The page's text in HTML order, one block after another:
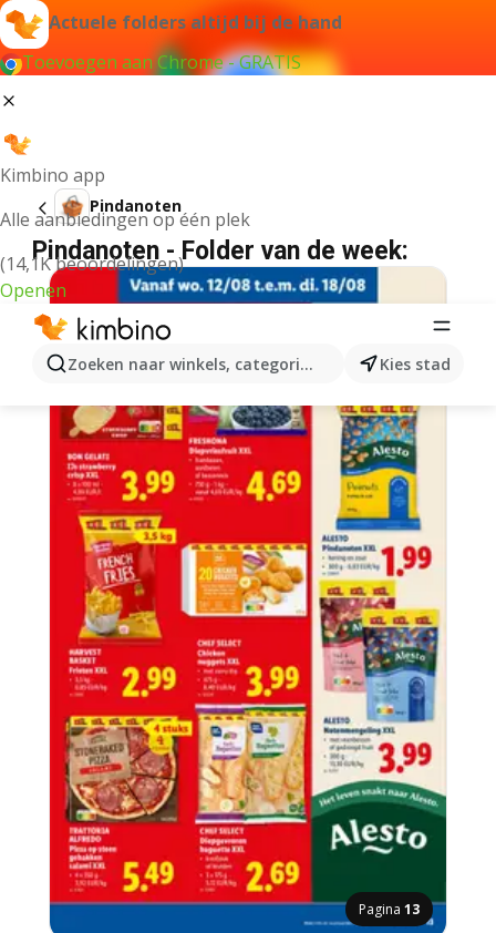
Actuele folders altijd bij de hand
Toevoegen aan Chrome - GRATIS
Kimbino app
Alle aanbiedingen op één plek
(14,1K beoordelingen)
Openen
Zoeken naar winkels, categorieën, producten...
Kies stad
Pindanoten
Pindanoten - Folder van de week:
Pagina 13